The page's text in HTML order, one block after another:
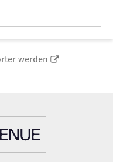
werden